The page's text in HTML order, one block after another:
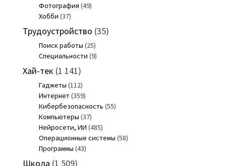
Фотография (49)
Хобби (37)
Трудоустройство (35)
Поиск работы (25)
Специальности (9)
Хай-тек (1 141)
Гаджеты (112)
Интернет(359)
Кибербезопасность (55)
Компьютеры (37)
Нейросети, ИИ (485)
Операционные системы (58)
Программы (43)
Школа (1 509)